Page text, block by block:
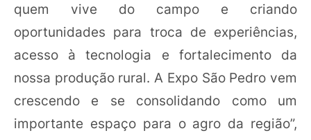
quem vive do campo e criando
oportunidades para troca de experiências,
acesso à tecnologia e fortalecimento da
nossa produção rural. A Expo São Pedro vem
crescendo e se consolidando como um
importante espaço para o agro da região”,